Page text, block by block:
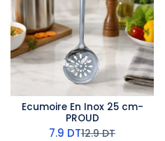
Ecumoire En Inox 25 cm-
PROUD
7.9 DT12.9DT